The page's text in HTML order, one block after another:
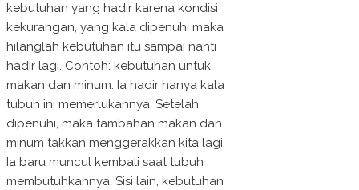
kebutuhan yang hadir karena kondisi
kekurangan, yang kala dipenuhi maka
hilanglah kebutuhan itu sampai nanti
hadir lagi. Contoh: kebutuhan untuk
makan dan minum. Ia hadir hanya kala
tubuh ini memerlukannya. Setelah
dipenuhi, maka tambahan makan dan
minum takkan menggerakkan kita lagi.
Ia baru muncul kembali saat tubuh
membutuhkannya. Sisi lain, kebutuhan